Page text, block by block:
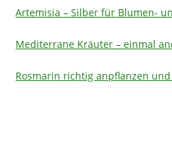
Artemisia – Silber für Blumen-
Mediterrane Kräuter – einmal
Rosmarin richtig anpflanzen